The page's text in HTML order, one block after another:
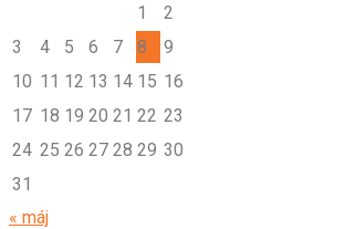
1
2
3
4 5 6 7 8
9
10 11 12 13 14 15 16
17 18 19 20 21 22 23
24 25 26 27 28 29 30
31
« máj